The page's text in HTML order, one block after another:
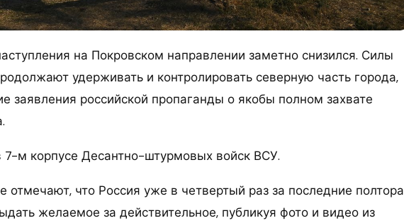
на Покровском направлении заметно снизился. Силы
удерживать и контролировать северную часть города,
заявления российской пропаганды о якобы полном захвате
м корпусе Десантно-штурмовых войск ВСУ.
отмечают, что Россия уже в четвертый раз за последние полтора
желаемое за действительное, публикуя фото и видео из